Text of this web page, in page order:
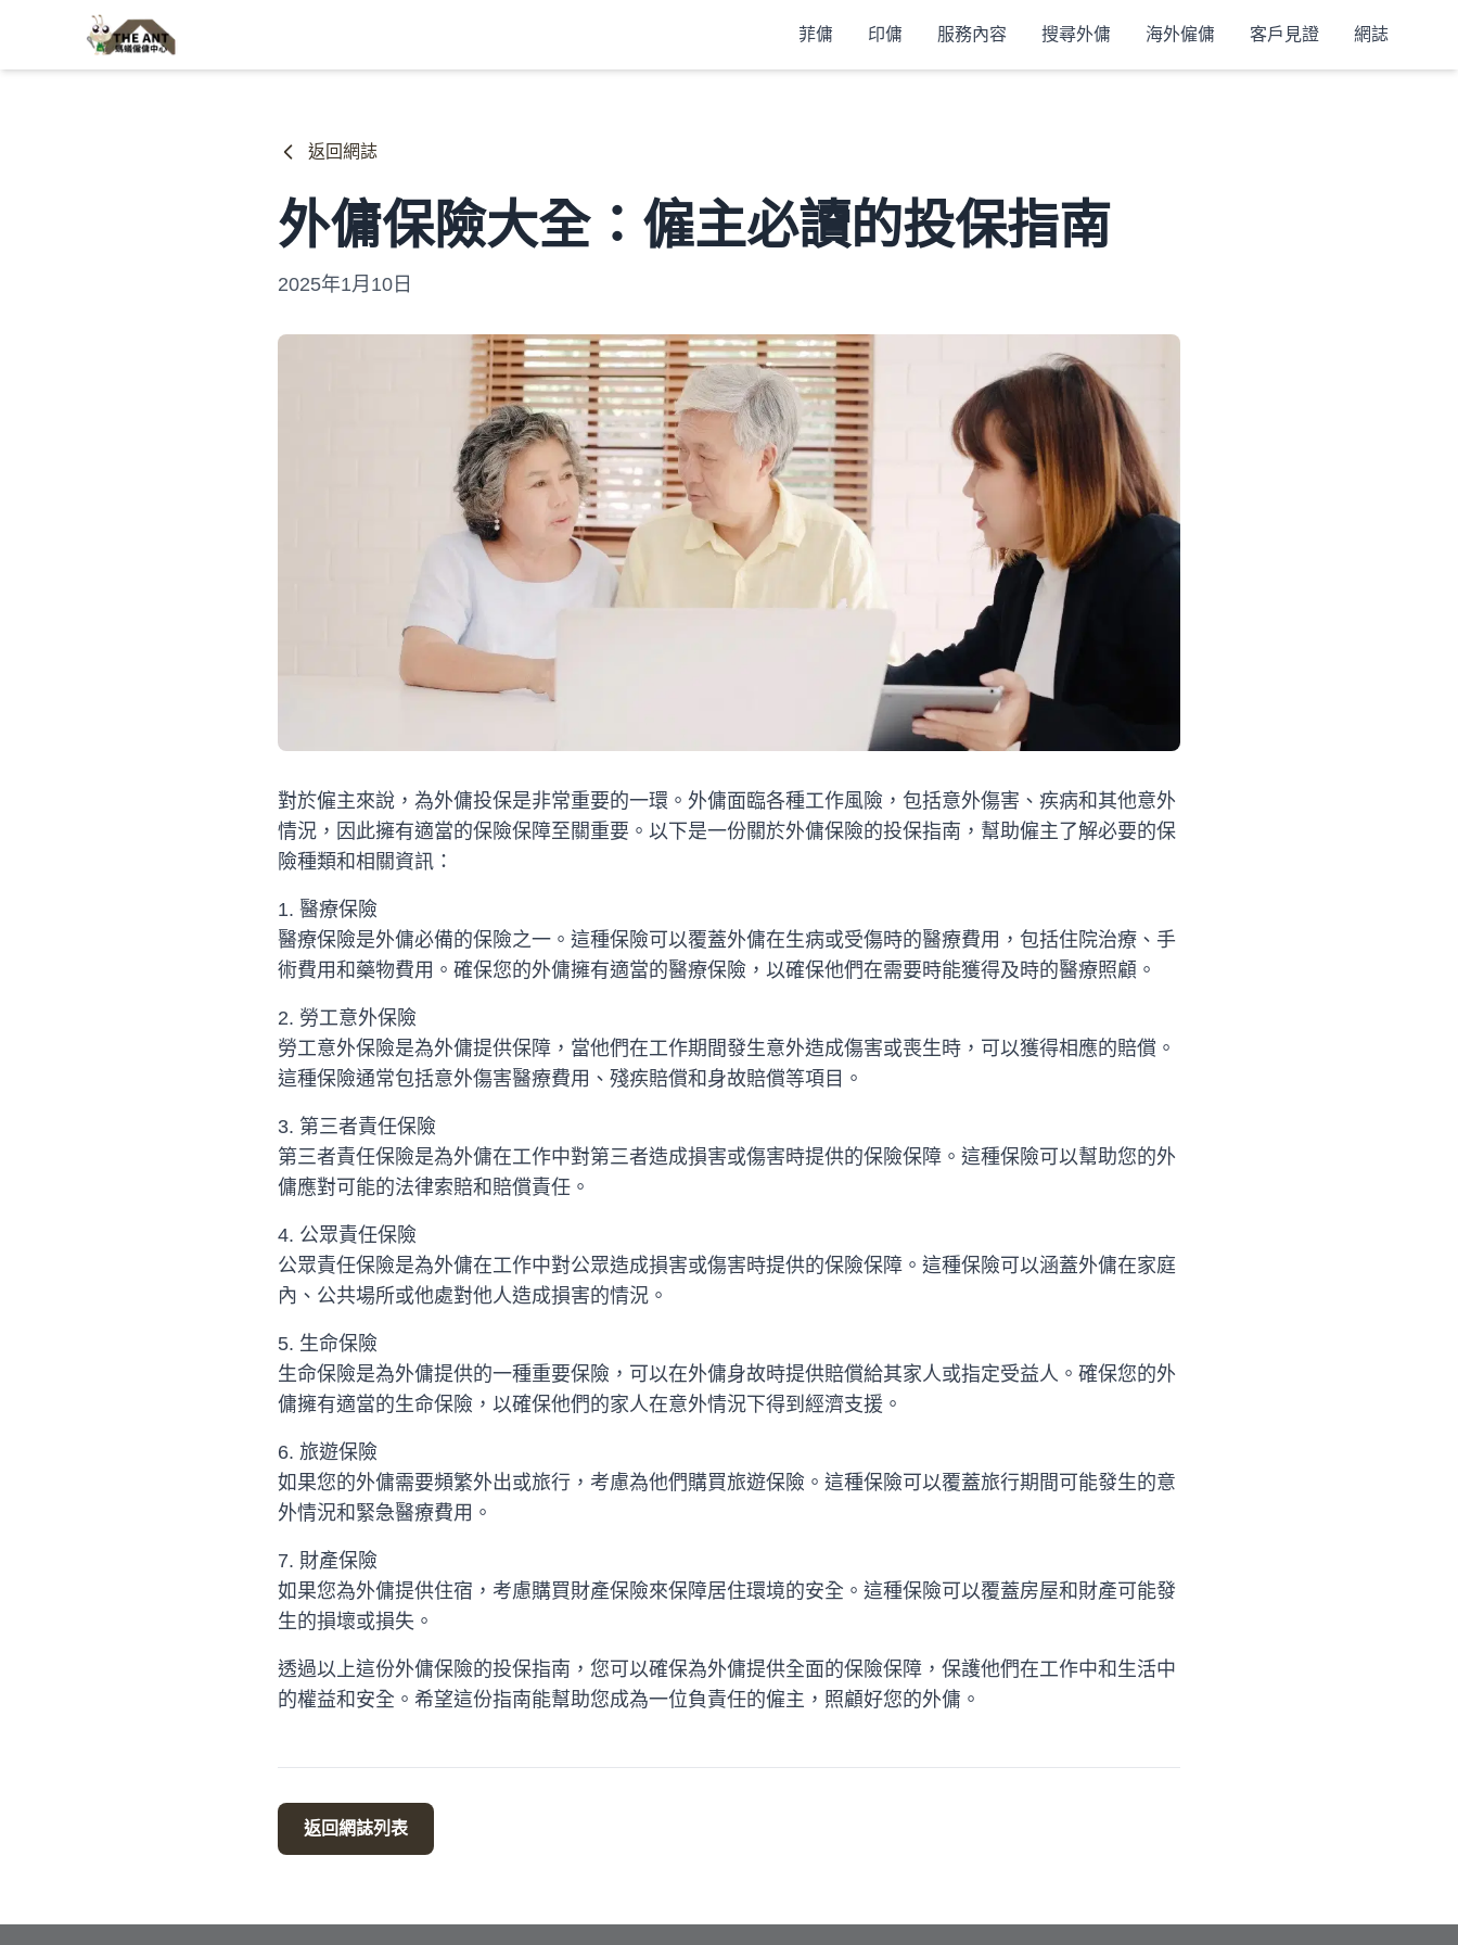
菲傭 印傭 服務內容 搜尋外傭 海外僱傭 客戶見證 網誌
返回網誌
外傭保險大全：僱主必讀的投保指南
2025年1月10日
對於僱主來說，為外傭投保是非常重要的一環。外傭面臨各種工作風險，包括意外傷害、疾病和其他意外
情況，因此擁有適當的保險保障至關重要。以下是一份關於外傭保險的投保指南，幫助僱主了解必要的保
險種類和相關資訊：
1. 醫療保險
醫療保險是外傭必備的保險之一。這種保險可以覆蓋外傭在生病或受傷時的醫療費用，包括住院治療、手
術費用和藥物費用。確保您的外傭擁有適當的醫療保險，以確保他們在需要時能獲得及時的醫療照顧。
2. 勞工意外保險
勞工意外保險是為外傭提供保障，當他們在工作期間發生意外造成傷害或喪生時，可以獲得相應的賠償。
這種保險通常包括意外傷害醫療費用、殘疾賠償和身故賠償等項目。
3. 第三者責任保險
第三者責任保險是為外傭在工作中對第三者造成損害或傷害時提供的保險保障。這種保險可以幫助您的外
傭應對可能的法律索賠和賠償責任。
4. 公眾責任保險
公眾責任保險是為外傭在工作中對公眾造成損害或傷害時提供的保險保障。這種保險可以涵蓋外傭在家庭
內、公共場所或他處對他人造成損害的情況。
5. 生命保險
生命保險是為外傭提供的一種重要保險，可以在外傭身故時提供賠償給其家人或指定受益人。確保您的外
傭擁有適當的生命保險，以確保他們的家人在意外情況下得到經濟支援。
6. 旅遊保險
如果您的外傭需要頻繁外出或旅行，考慮為他們購買旅遊保險。這種保險可以覆蓋旅行期間可能發生的意
外情況和緊急醫療費用。
7. 財產保險
如果您為外傭提供住宿，考慮購買財產保險來保障居住環境的安全。這種保險可以覆蓋房屋和財產可能發
生的損壞或損失。
透過以上這份外傭保險的投保指南，您可以確保為外傭提供全面的保險保障，保護他們在工作中和生活中
的權益和安全。希望這份指南能幫助您成為一位負責任的僱主，照顧好您的外傭。
返回網誌列表